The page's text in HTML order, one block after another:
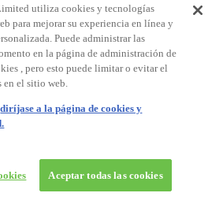
utiliza cookies y tecnologías
para mejorar su experiencia en línea y
Puede administrar las
en la página de administración de
, pero esto puede limitar o evitar el
en el sitio web.
diríjase a la página de cookies y
Aceptar todas las cookies